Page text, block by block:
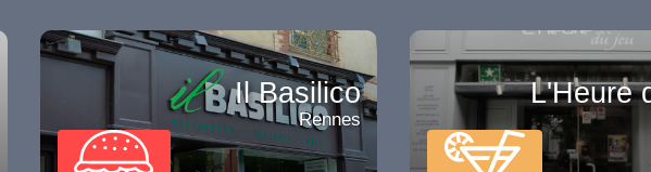
Il Basilico
Rennes
L'Heure